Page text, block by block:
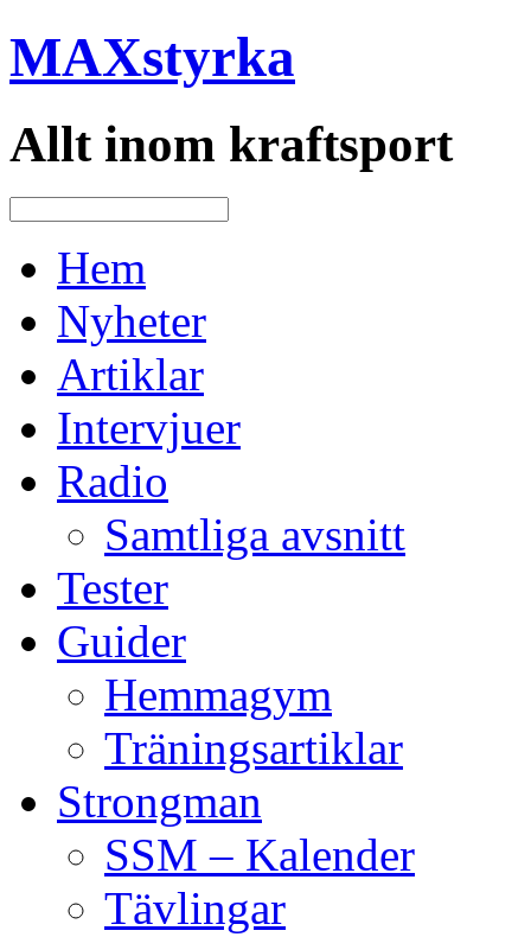
MAXstyrka
Allt inom kraftsport
Hem
Nyheter
Artiklar
Intervjuer
Radio
Samtliga avsnitt
Tester
Guider
Hemmagym
Träningsartiklar
Strongman
SSM – Kalender
Tävlingar